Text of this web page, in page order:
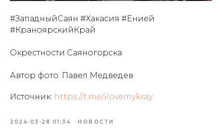
#ЗападныйСаян #Хакасия #Енией
#КраноярскийКрай
Окрестности Саяногорска
Автор фото: Павел Медведев
Источник: https://t.me/ilovemykray
2024-03-28 01:34 НОВОСТИ